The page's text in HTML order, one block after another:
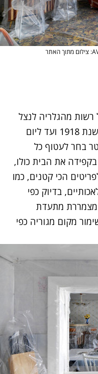
תמונת AVI: צילום מתוך האתר
רשות מהגלריה לנצל
את הדירה בה התגוררה לוי מאז שנת 1918 ועד ליום
בחר לעטוף כל
בקפידה את הבית כולו,
הכי קטנים, כמו
בדיוק כפי
מתעדת
מקום מגוריה כפי